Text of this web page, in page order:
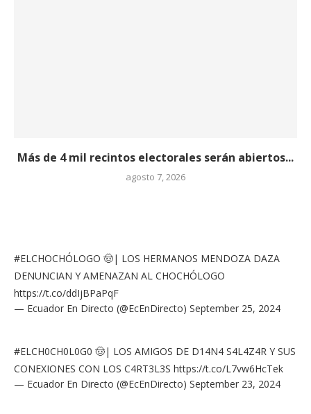
Más de 4 mil recintos electorales serán abiertos...
agosto 7, 2026
#ELCHOCHÓLOGO 🤠| LOS HERMANOS MENDOZA DAZA
DENUNCIAN Y AMENAZAN AL CHOCHÓLOGO
https://t.co/ddIjBPaPqF
— Ecuador En Directo (@EcEnDirecto) September 25, 2024
#ELCH0CH0L0G0 🤠| LOS AMIGOS DE D14N4 S4L4Z4R Y SUS
CONEXIONES CON LOS C4RT3L3S https://t.co/L7vw6HcTek
— Ecuador En Directo (@EcEnDirecto) September 23, 2024